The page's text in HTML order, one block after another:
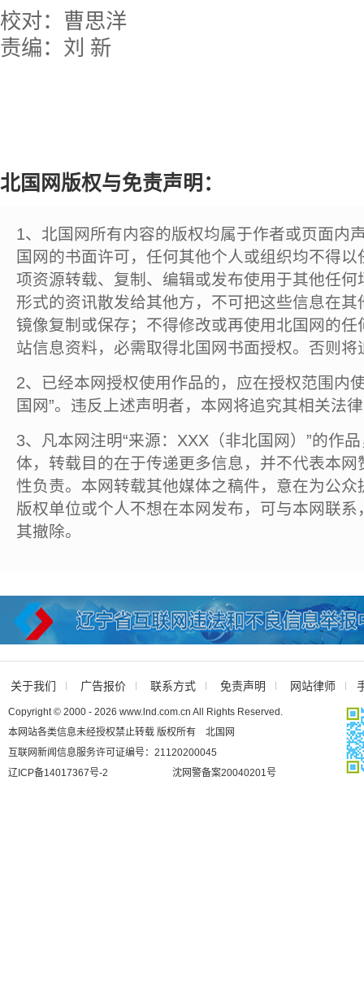
校对：
曹思洋
责编：刘 新
北国网版权与免责声明：
1、北国网所有内容的版权均属于作者或页面内
国网的书面许可，任何其他个人或组织均不得
项资源转载、复制、编辑或发布使用于其他任
形式的资讯散发给其他方，不可把这些信息在
镜像复制或保存；不得修改或再使用北国网的
站信息资料，必需取得北国网书面授权。否则将
2、已经本网授权使用作品的，应在授权范围内
国网”。违反上述声明者，本网将追究其相关法
3、凡本网注明“来源：XXX（非北国网）”的作
体，转载目的在于传递更多信息，并不代表本
性负责。本网转载其他媒体之稿件，意在为公
版权单位或个人不想在本网发布，可与本网联
其撤除。
关于我们 广告报价 联系方式 免责声明 网站律师
Copyright © 2000 - 2026 www.lnd.com.cn All Rights Reserved.
本网站各类信息未经授权禁止转载 版权所有 北国网
互联网新闻信息服务许可证编号：21120200045
辽ICP备14017367号-2
沈网警备案20040201号